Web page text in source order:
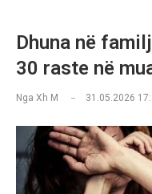
Dhuna në
30 raste në
Nga Xh M 31.05.2026